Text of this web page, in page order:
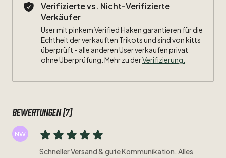
Beflockung:#18Kroos
Verifizierte vs. Nicht-Verifizierte
Verkäufer
User mit pinkem Verified Haken garantieren für die
Echtheit der verkauften Trikots und sind von kitts
überprüft - alle anderen User verkaufen privat
ohne Überprüfung. Mehr zu derVerifizierung.
Bewertungen (7)
NW
Schneller Versand & gute Kommunikation. Alles